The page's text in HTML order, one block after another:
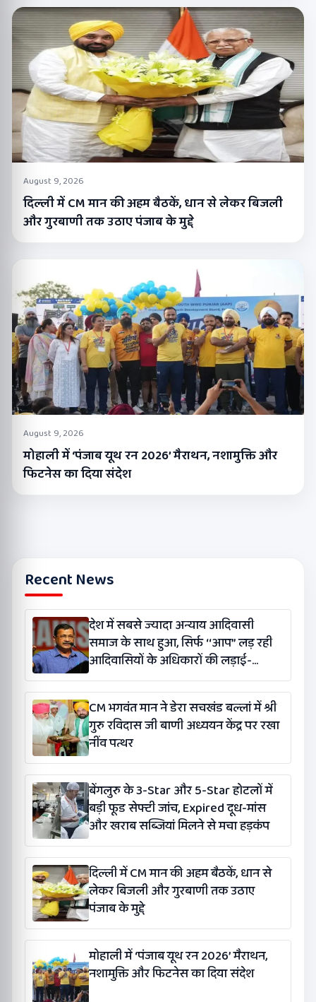
August 9, 2026
दिल्ली में CM मान की अहम बैठकें, धान से लेकर बिजली
और गुरबाणी तक उठाए पंजाब के मुद्दे
August 9, 2026
मोहाली में ‘पंजाब यूथ रन 2026’ मैराथन, नशामुक्ति और
फिटनेस का दिया संदेश
Recent News
देश में सबसे ज्यादा अन्याय आदिवासी
समाज के साथ हुआ, सिर्फ ‘‘आप’’ लड़ रही
आदिवासियों के अधिकारों की लड़ाई-
केजरीवाल
CM भगवंत मान ने डेरा सचखंड बल्लां में श्री
गुरु रविदास जी बाणी अध्ययन केंद्र पर रखा
नींव पत्थर
बेंगलुरु के 3-Star और 5-Star होटलों में
बड़ी फूड सेफ्टी जांच, Expired दूध-मांस
और खराब सब्जियां मिलने से मचा हड़कंप
दिल्ली में CM मान की अहम बैठकें, धान से
लेकर बिजली और गुरबाणी तक उठाए
पंजाब के मुद्दे
मोहाली में ‘पंजाब यूथ रन 2026’ मैराथन,
नशामुक्ति और फिटनेस का दिया संदेश